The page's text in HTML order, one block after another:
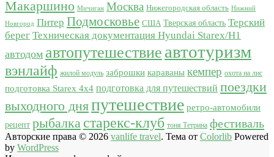
Макаршино Мичиган Москва Нижегородская область Нижний
Новгород Питер Подмосковье США Тверская область Терский
берег Техническая документация Hyundai Starex/H1
автодом автопутешествие автотуризм
вэнлайф жилой модуль заброшки караваны кемпер охота на лис
подготовка Starex 4x4 подготовка для путешествий поездки
выходного дняпутешествие ретро-автомобили
рецепт рыбалка старекс-клуб тоня Тетрина фестиваль
Авторские права © 2026 vanlife travel. Тема от Colorlib Powered
by WordPress